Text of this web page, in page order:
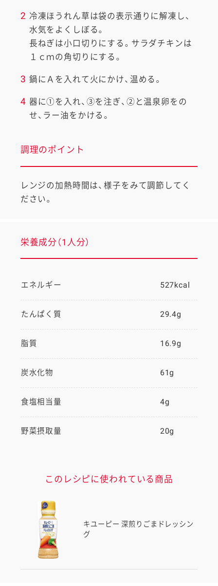
2 冷凍ほうれん草は袋の表示通りに解凍し、
水気をよくしぼる。
長ねぎは小口切りにする。サラダチキンは
１ｃｍの角切りにする。
3 鍋にＡを入れて火にかけ、温める。
4 器に①を入れ、③を注ぎ、②と温泉卵をの
せ、ラー油をかける。
調理のポイント
レンジの加熱時間は、様子をみて調節してく
ださい。
栄養成分（1人分）
エネルギー 527kcal
たんぱく質 29.4g
脂質 16.9g
炭水化物 61g
食塩相当量 4g
野菜摂取量 20g
このレシピに使われている商品
キユーピー 深煎りごまドレッシン
グ